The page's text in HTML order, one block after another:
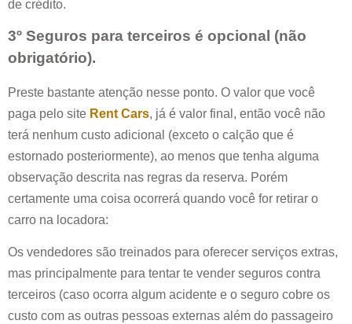
de crédito.
3º Seguros para terceiros é opcional (não
obrigatório).
Preste bastante atenção nesse ponto. O valor que você
paga pelo site Rent Cars, já é valor final, então você não
terá nenhum custo adicional (exceto o calção que é
estornado posteriormente), ao menos que tenha alguma
observação descrita nas regras da reserva. Porém
certamente uma coisa ocorrerá quando você for retirar o
carro na locadora:
Os vendedores são treinados para oferecer serviços extras,
mas principalmente para tentar te vender seguros contra
terceiros (caso ocorra algum acidente e o seguro cobre os
custo com as outras pessoas externas além do passageiro